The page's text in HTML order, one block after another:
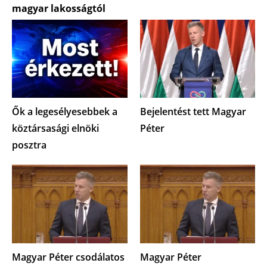
magyar lakosságtól
Ők a legesélyesebbek a
köztársasági elnöki
posztra
Bejelentést tett Magyar
Péter
Magyar Péter csodálatos
Magyar Péter